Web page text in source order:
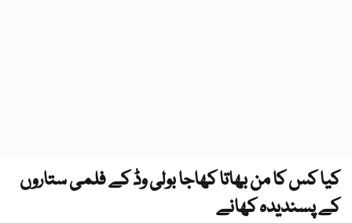
کیا کس کا من بھاتا کھاجا بولی وڈ کے فلمی ستاروں
کے پسندیدہ کھانے